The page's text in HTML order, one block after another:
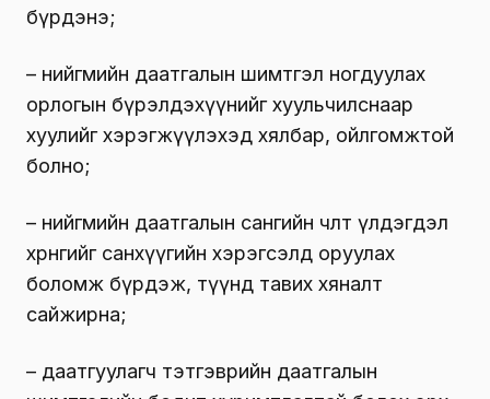
бүрдэнэ;
– нийгмийн даатгалын шимтгэл ногдуулах
орлогын бүрэлдэхүүнийг хуульчилснаар
хуулийг хэрэгжүүлэхэд хялбар, ойлгомжтой
болно;
– нийгмийн даатгалын сангийн чөлөөт үлдэгдэл
хөрөнгийг санхүүгийн хэрэгсэлд оруулах
боломж бүрдэж, түүнд тавих хяналт
сайжирна;
– даатгуулагч тэтгэврийн даатгалын